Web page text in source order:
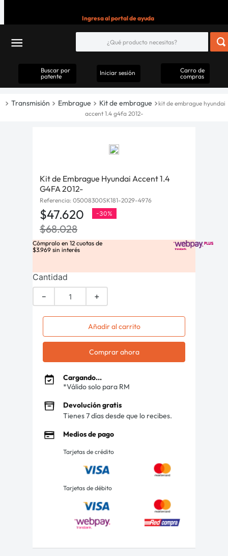
Ingresa al portal de ayuda
Buscar por
patente
Iniciar sesión
Carro de
compras
Transmisión Embrague Kit de embrague
kit de embrague hyundai
accent 1.4 g4fa 2012-
Kit de Embrague Hyundai Accent 1.4
G4FA 2012-
Referencia: 05008300SK181-2029-4976
$47.620 -30%
$68.028
Cómpralo en 12 cuotas de
$3.969 sin interés
Cantidad
＋
－
Añadir al carrito
Comprar ahora
Cargando...
*Válido solo para RM
Devolución gratis
Tienes 7 días desde que lo recibes.
Medios de pago
Tarjetas de crédito
Tarjetas de débito